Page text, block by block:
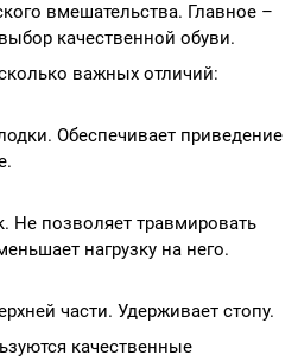
вмешательства. Главное –
качественной обуви.
важных отличий:
Обеспечивает приведение
Не позволяет травмировать
нагрузку на него.
части. Удерживает стопу.
качественные